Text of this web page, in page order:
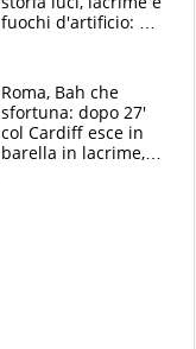
fuochi d'artificio: De
Roma, Bah che
sfortuna: dopo 27'
col Cardiff esce in
barella in lacrime,